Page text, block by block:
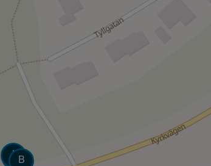
Läge
A
Läge
B